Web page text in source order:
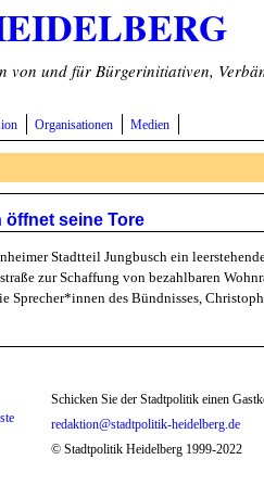
von und für Bürgerinitiativen,
Organisationen Medien
öffnet seine Tore
Stadtteil Jungbusch ein
zur Schaffung von bezahlbaren
Sprecher*innen des Bündnisses,
Schicken Sie der Stadtpolitik einen
redaktion@stadtpolitik-heidelberg.de
© Stadtpolitik Heidelberg 1999-2022